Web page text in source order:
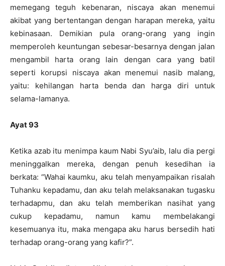
memegang teguh kebenaran, niscaya akan menemui
akibat yang bertentangan dengan harapan mereka, yaitu
kebinasaan. Demikian pula orang-orang yang ingin
memperoleh keuntungan sebesar-besarnya dengan jalan
mengambil harta orang lain dengan cara yang batil
seperti korupsi niscaya akan menemui nasib malang,
yaitu: kehilangan harta benda dan harga diri untuk
selama-lamanya.
Ayat 93
Ketika azab itu menimpa kaum Nabi Syu’aib, lalu dia pergi
meninggalkan mereka, dengan penuh kesedihan ia
berkata: “Wahai kaumku, aku telah menyampaikan risalah
Tuhanku kepadamu, dan aku telah melaksanakan tugasku
terhadapmu, dan aku telah memberikan nasihat yang
cukup kepadamu, namun kamu membelakangi
kesemuanya itu, maka mengapa aku harus bersedih hati
terhadap orang-orang yang kafir?”.